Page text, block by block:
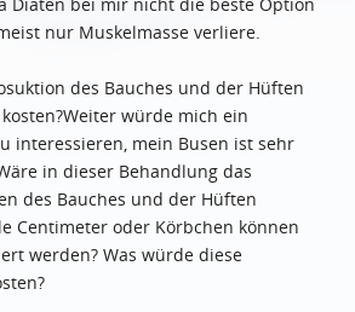
nur Muskelmasse verliere.
des Bauches und der Hüften
würde mich ein
interessieren, mein Busen ist sehr
in dieser Behandlung das
des Bauches und der Hüften
Centimeter oder Körbchen können
werden? Was würde diese